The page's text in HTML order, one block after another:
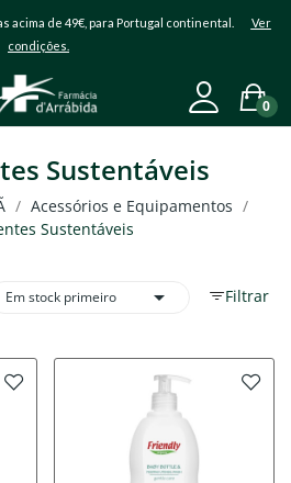
acima de 49€, para Portugal continental. Ver
condições.
0
Sustentáveis
Acessórios e Equipamentos
Sustentáveis
Filtrar
Em stock primeiro 